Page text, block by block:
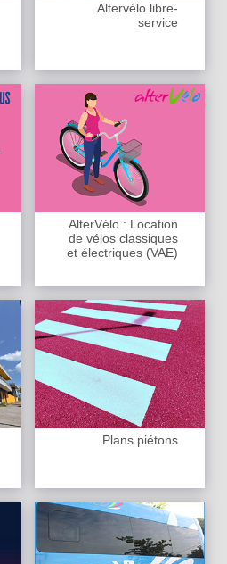
Altervélo libre-
service
AlterVélo : Location
de vélos classiques
et électriques (VAE)
Plans piétons